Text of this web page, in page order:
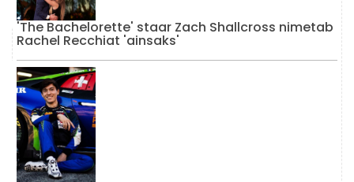
'The Bachelorette' staar Zach Shallcross nimetab
Rachel Recchiat 'ainsaks'